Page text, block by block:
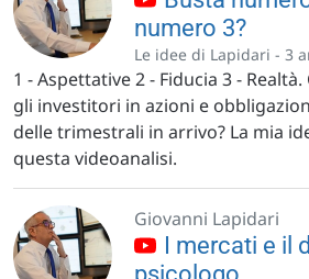
numero 3?
Le idee di Lapidari - 3
1 - Aspettative 2 - Fiducia 3 -
gli investitori in azioni e
delle trimestrali in arrivo? La mia
questa videoanalisi.
Giovanni Lapidari
I mercati e il